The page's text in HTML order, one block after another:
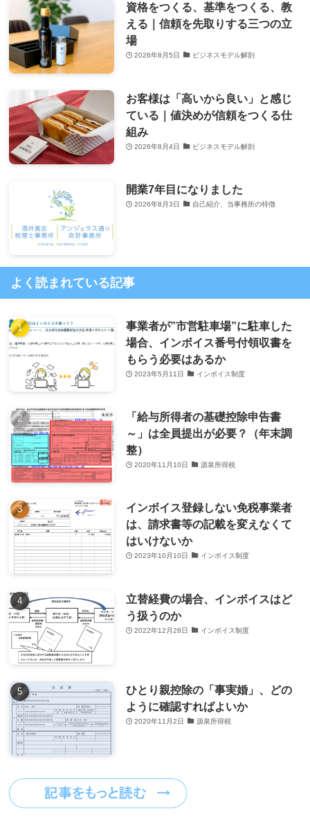
資格をつくる、基準をつくる、教
える｜信頼を先取りする三つの立
場
2026年8月5日 ビジネスモデル解剖
お客様は「高いから良い」と感じ
ている｜値決めが信頼をつくる仕
組み
2026年8月4日 ビジネスモデル解剖
開業7年目になりました
2026年8月3日 自己紹介、当事務所の特徴
よく読まれている記事
事業者が”市営駐車場”に駐車した
場合、インボイス番号付領収書を
もらう必要はあるか
2023年5月11日 インボイス制度
「給与所得者の基礎控除申告書
～」は全員提出が必要？（年末調
整）
2020年11月10日 源泉所得税
インボイス登録しない免税事業者
は、請求書等の記載を変えなくて
はいけないか
2023年10月10日 インボイス制度
立替経費の場合、インボイスはど
う扱うのか
2022年12月28日 インボイス制度
ひとり親控除の「事実婚」、どの
ように確認すればよいか
2020年11月2日 源泉所得税